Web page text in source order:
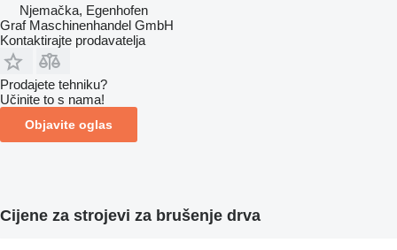
Njemačka, Egenhofen
Graf Maschinenhandel GmbH
Kontaktirajte prodavatelja
Prodajete tehniku?
Učinite to s nama!
Objavite oglas
Cijene za strojevi za brušenje drva